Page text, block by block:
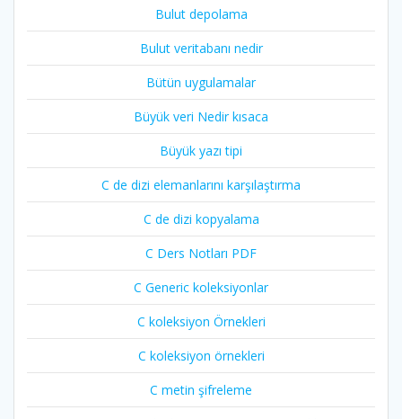
Bulut depolama
Bulut veritabanı nedir
Bütün uygulamalar
Büyük veri Nedir kısaca
Büyük yazı tipi
C de dizi elemanlarını karşılaştırma
C de dizi kopyalama
C Ders Notları PDF
C Generic koleksiyonlar
C koleksiyon Örnekleri
C koleksiyon örnekleri
C metin şifreleme